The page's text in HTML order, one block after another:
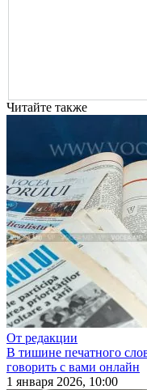
Читайте также
От редакции
В тишине печатного
говорить с вами онлайн
1 января 2026, 10:00